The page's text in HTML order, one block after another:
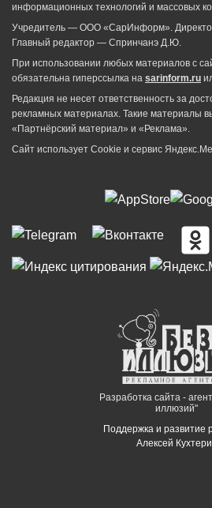
информационных технологий и массовых
Учредитель — ООО «СарИнформ».
Главный редактор — Спринчанэ Д.Ю.
При использовании любых материалов с
обязательна гиперссылка на sarinform.ru
Редакция не несет ответственность за
рекламных материалах. Такие материалы
«Партнёрский материал» и «Реклама».
Сайт использует Cookie и сервиc
Разработка сайта -
иллюзий"
Поддержка и развитие
Алексей